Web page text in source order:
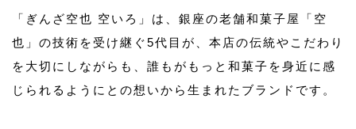
「ぎんざ空也 空いろ」は、銀座の老舗和菓子屋「空
也」の技術を受け継ぐ5代目が、本店の伝統やこだわり
を大切にしながらも、誰もがもっと和菓子を身近に感
じられるようにとの想いから生まれたブランドです。